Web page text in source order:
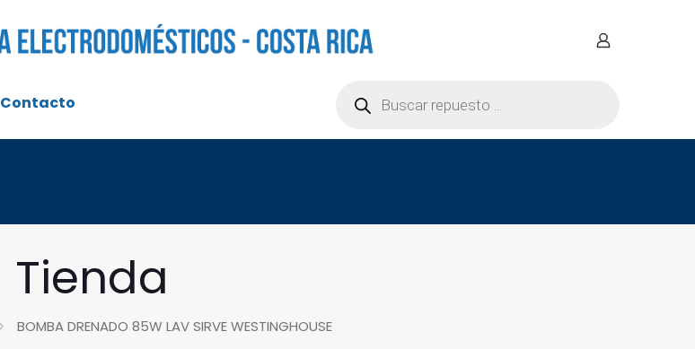
Contacto
productos
Tienda
BOMBA DRENADO 85W LAV SIRVE WESTINGHOUSE